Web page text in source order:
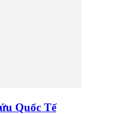
Quốc Tế